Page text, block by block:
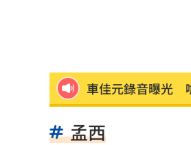
車佳元錄音曝光
孟西